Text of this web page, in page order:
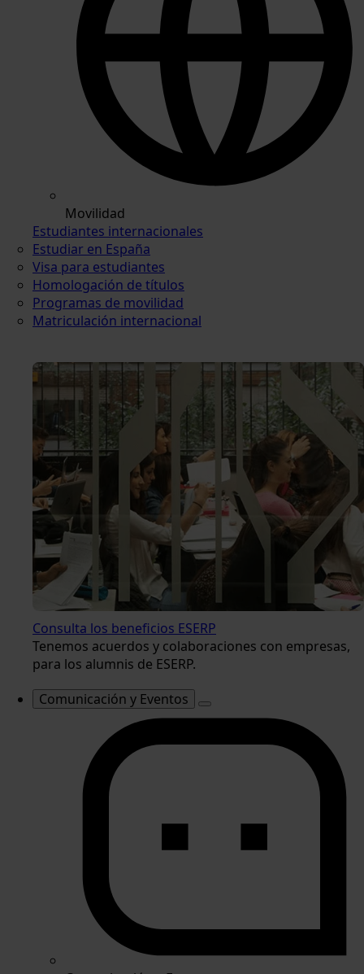
Movilidad
Estudiantes internacionales
Estudiar en España
Visa para estudiantes
Homologación de títulos
Programas de movilidad
Matriculación internacional
Consulta los beneficios ESERP
Tenemos acuerdos y colaboraciones con empresas,
para los alumnis de ESERP.
Comunicación y Eventos